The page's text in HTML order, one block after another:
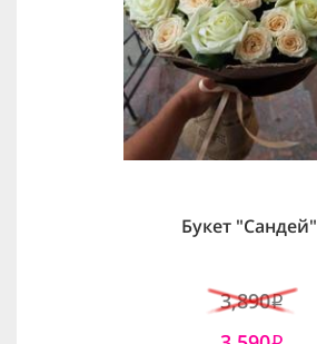
Букет "Сандей"
3,890i